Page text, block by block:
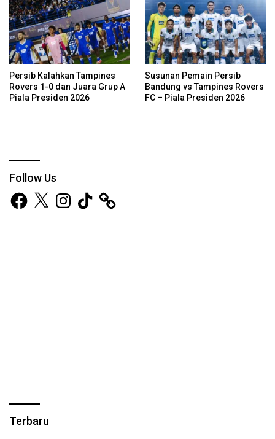
Persib Kalahkan Tampines
Rovers 1-0 dan Juara Grup A
Piala Presiden 2026
Susunan Pemain Persib
Bandung vs Tampines Rovers
FC – Piala Presiden 2026
Follow Us
Facebook
X Instagram
TikTok
Terbaru